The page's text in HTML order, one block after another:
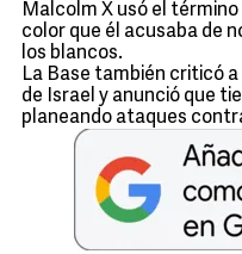
Malcolm X usó el
color que él acusaba de
los blancos.
La Base también criticó
de Israel y anunció que
planeando ataques